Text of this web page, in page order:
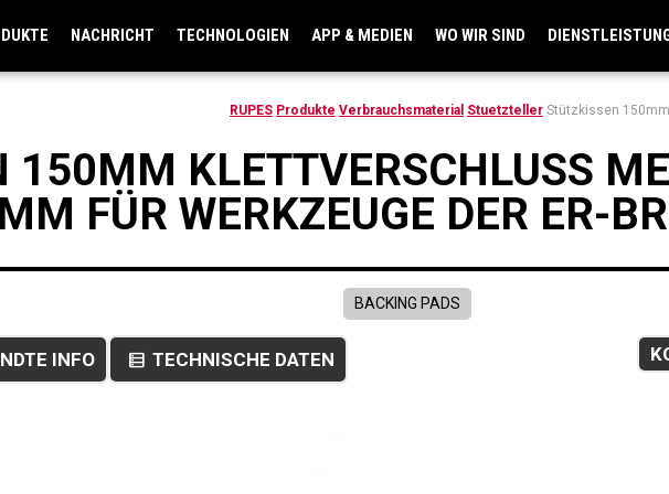
NACHRICHT TECHNOLOGIEN APP & MEDIEN WO WIR SIND
RUPES Produkte Verbrauchsmaterial Stuetzteller Stützkissen
150MM KLETTVERSCHLUSS
FÜR WERKZEUGE DER ER-
BACKING PADS
INFO data_table TECHNISCHE DATEN